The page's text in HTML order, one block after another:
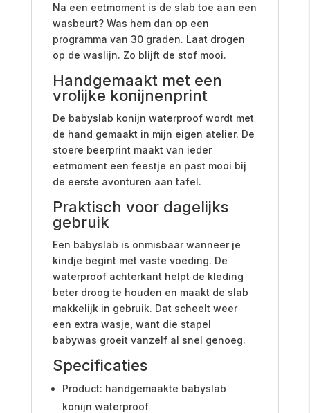
Na een eetmoment is de slab toe aan een
wasbeurt? Was hem dan op een
programma van 30 graden. Laat drogen
op de waslijn. Zo blijft de stof mooi.
Handgemaakt met een
vrolijke konijnenprint
De babyslab konijn waterproof wordt met
de hand gemaakt in mijn eigen atelier. De
stoere beerprint maakt van ieder
eetmoment een feestje en past mooi bij
de eerste avonturen aan tafel.
Praktisch voor dagelijks
gebruik
Een babyslab is onmisbaar wanneer je
kindje begint met vaste voeding. De
waterproof achterkant helpt de kleding
beter droog te houden en maakt de slab
makkelijk in gebruik. Dat scheelt weer
een extra wasje, want die stapel
babywas groeit vanzelf al snel genoeg.
Specificaties
Product: handgemaakte babyslab
konijn waterproof